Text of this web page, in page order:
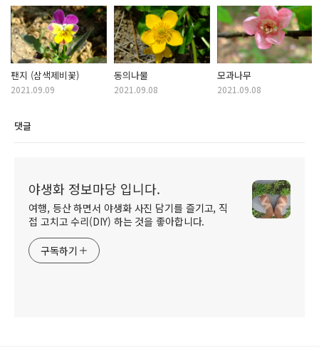
팬지 (삼색제비꽃)
2021.09.09
동의나물
2021.09.08
모과나무
2021.09.08
댓글
야생화 정보마당 입니다.
여행, 등산 하면서 야생화 사진 담기를 즐기고, 직
접 고치고 수리(DIY) 하는 것을 좋아합니다.
구독하기